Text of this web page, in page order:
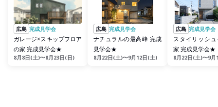
広島 完成見学会
ガレージ×スキップフロア
の家 完成見学会★
8月8日(土)〜8月23日(日)
広島 完成見学会
ナチュラルの最高峰 完成
見学会★
8月22日(土)〜9月12日(土)
広島 完成見学会
スタイリッシ
家 完成見学会★
8月22日(土)〜9月